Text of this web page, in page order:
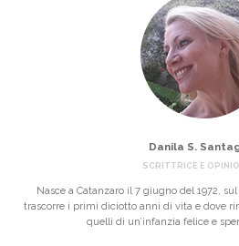
Danila S.
SCRITTRICE E
Nasce a Catanzaro il 7 giugno del 1972,
trascorre i primi diciotto anni di vita e dove
quelli di un’infanzia felice e